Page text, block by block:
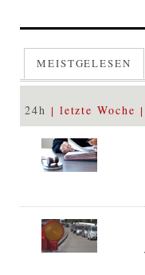
MEISTGELESEN
24h letzte Woche